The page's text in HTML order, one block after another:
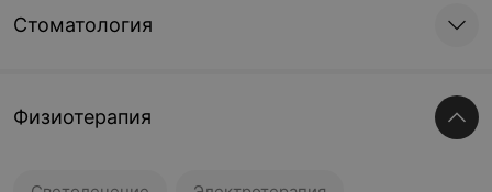
Стоматология
Физиотерапия